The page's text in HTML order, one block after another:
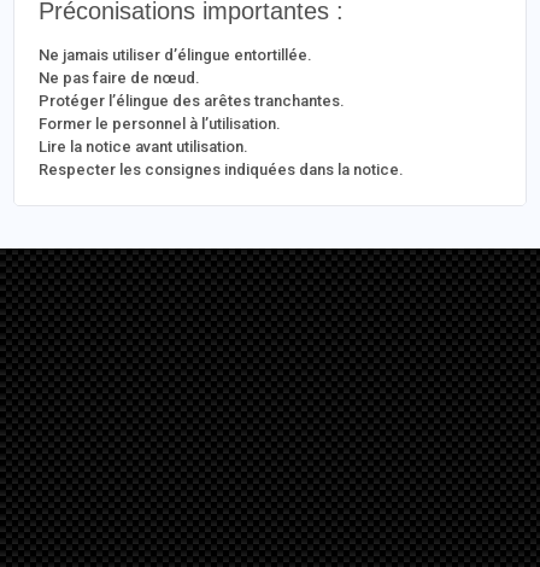
Préconisations importantes :
Ne jamais utiliser d’élingue entortillée.
Ne pas faire de nœud.
Protéger l’élingue des arêtes tranchantes.
Former le personnel à l’utilisation.
Lire la notice avant utilisation.
Respecter les consignes indiquées dans la notice.